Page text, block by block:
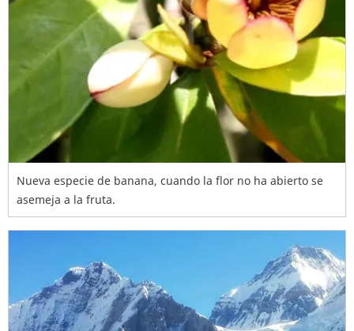
Nueva especie de banana, cuando la flor no ha abierto se
asemeja a la fruta.